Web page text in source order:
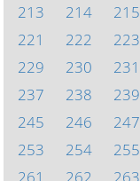
213
214 215
221
222 223
229
230 231
237
238 239
245
246 247
253
254 255